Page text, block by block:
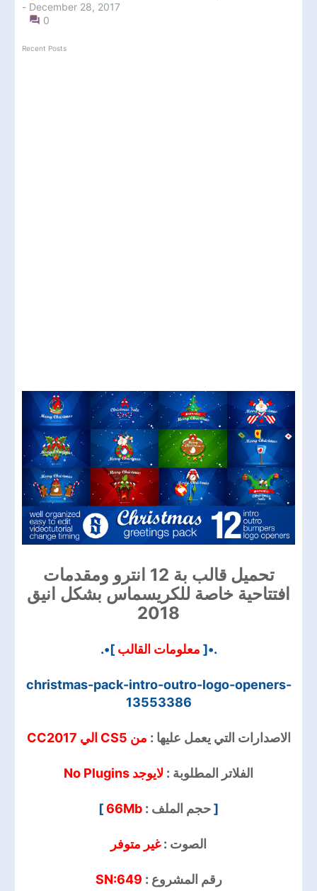
- December 28, 2017
0
Recent Posts
تحميل قالب بة 12 انترو ومقدمات
افتتاحية خاصة للكريسماس بشكل انيق
2018
.•[ معلومات القالب ]•.
christmas-pack-intro-outro-logo-openers-
13553386
الاصدارات التي يعمل عليها : من CS5 الي CC2017
الفلاتر المطلوبة : لايوجد No Plugins
[حجم الملف : 66Mb
]
الصوت :غير متوفر
رقم المشروع : SN:649